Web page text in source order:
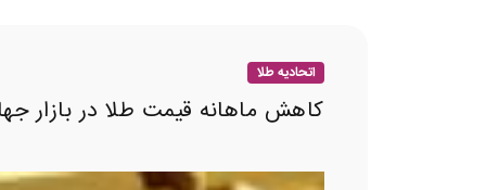
اتحادیه طلا
کاهش ماهانه قیمت طلا در بازار